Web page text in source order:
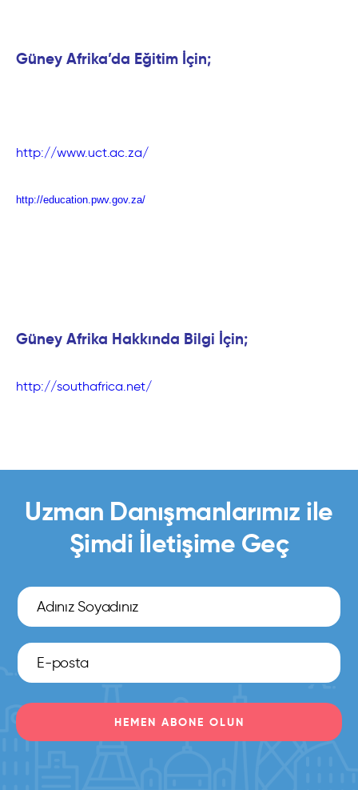
Güney Afrika’da Eğitim İçin;
http://www.uct.ac.za/
http://education.pwv.gov.za/
Güney Afrika Hakkında Bilgi İçin;
http://southafrica.net/
Uzman Danışmanlarımız ile
Şimdi İletişime Geç
HEMEN ABONE OLUN